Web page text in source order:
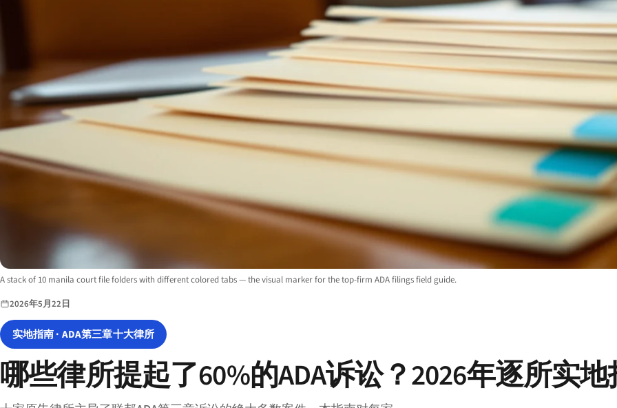
Image description:
A stack of 10 manila court file folders with different colored tabs — the visual marker for the top-firm ADA filings field guide.
2026年5月22日
实地指南 · ADA第三章十大律所
哪些律所提起了60%的ADA诉讼？2026年逐所实